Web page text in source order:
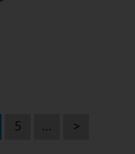
5 … Suivant